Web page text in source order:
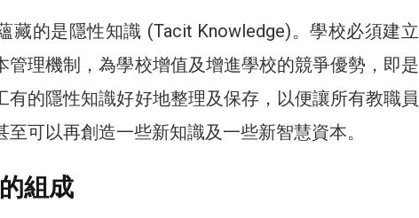
藏的是隱性知識 (Tacit Knowledge)。學校必須建立
管理機制，為學校增值及增進學校的競爭優勢，即是
有的隱性知識好好地整理及保存，以便讓所有教職員
可以再創造一些新知識及一些新智慧資本。
組成